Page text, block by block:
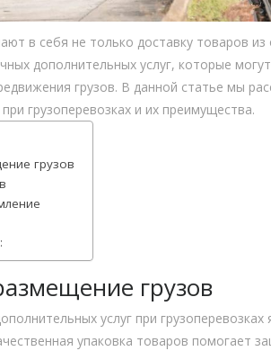
в себя не только доставку товаров
дополнительных услуг, которые
грузов. В данной статье мы
грузоперевозках и их преимущества.
грузов
грузов
услуг при грузоперевозках
упаковка товаров помогает